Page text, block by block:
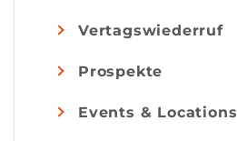
Vertagswiederruf
Prospekte
Events & Locations